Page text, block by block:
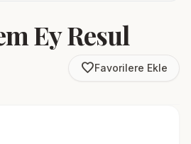
Ey Resul
favorite_borderFavorilere Ekle